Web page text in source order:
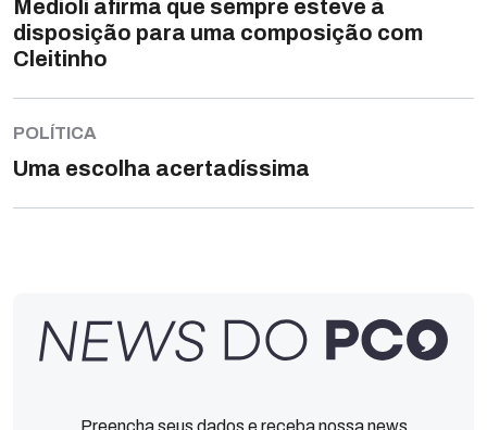
Medioli afirma que sempre esteve à
disposição para uma composição com
Cleitinho
POLÍTICA
Uma escolha acertadíssima
Preencha seus dados e receba nossa news